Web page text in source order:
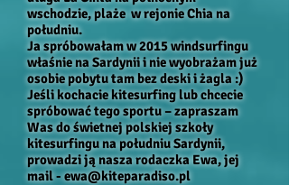
wschodzie, plaże w rejonie Chia na
południu.
Ja spróbowałam w 2015 windsurfingu
właśnie na Sardynii i nie wyobrażam już
osobie pobytu tam bez deski i żagla :)
Jeśli kochacie kitesurfing lub chcecie
spróbować tego sportu – zapraszam
Was do świetnej polskiej szkoły
kitesurfingu na południu Sardynii,
prowadzi ją nasza rodaczka Ewa, jej
mail -ewa@kiteparadiso.pl